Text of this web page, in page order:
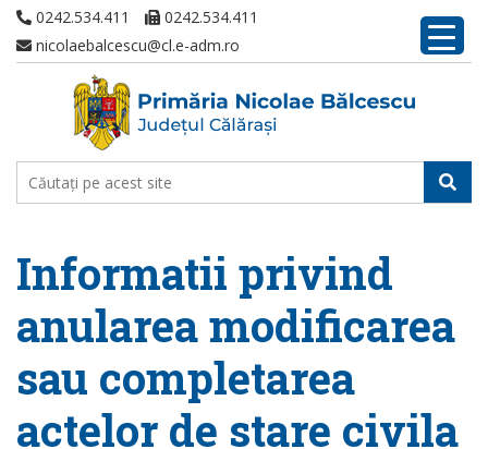
0242.534.411
0242.534.411
nicolaebalcescu@cl.e-adm.ro
Informatii privind
anularea modificarea
sau completarea
actelor de stare civila